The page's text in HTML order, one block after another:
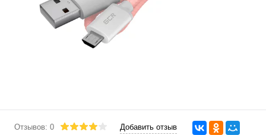
Отзывов: 0 Добавить отзыв